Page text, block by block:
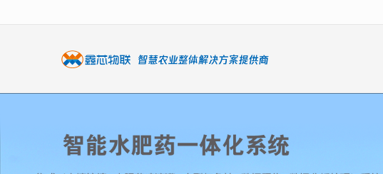
很遗憾，因您的浏览器版本过低导致无法获得最